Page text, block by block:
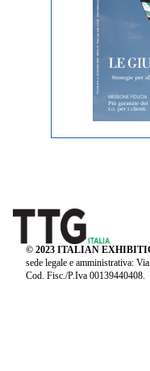
© 2023 ITALIAN
sede legale e amministrativa:
Cod. Fisc./P.Iva 00139440408.